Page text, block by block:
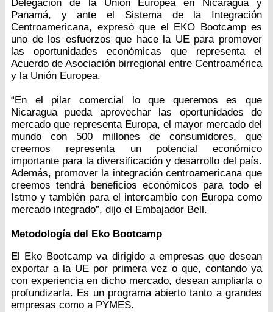
Delegación de la Unión Europea en Nicaragua y
Panamá, y ante el Sistema de la Integración
Centroamericana, expresó que el EKO Bootcamp es
uno de los esfuerzos que hace la UE para promover
las oportunidades económicas que representa el
Acuerdo de Asociación birregional entre Centroamérica
y la Unión Europea.
“En el pilar comercial lo que queremos es que
Nicaragua pueda aprovechar las oportunidades de
mercado que representa Europa, el mayor mercado del
mundo con 500 millones de consumidores, que
creemos representa un potencial económico
importante para la diversificación y desarrollo del país.
Además, promover la integración centroamericana que
creemos tendrá beneficios económicos para todo el
Istmo y también para el intercambio con Europa como
mercado integrado”, dijo el Embajador Bell.
Metodología del Eko Bootcamp
El Eko Bootcamp va dirigido a empresas que desean
exportar a la UE por primera vez o que, contando ya
con experiencia en dicho mercado, desean ampliarla o
profundizarla. Es un programa abierto tanto a grandes
empresas como a PYMES.